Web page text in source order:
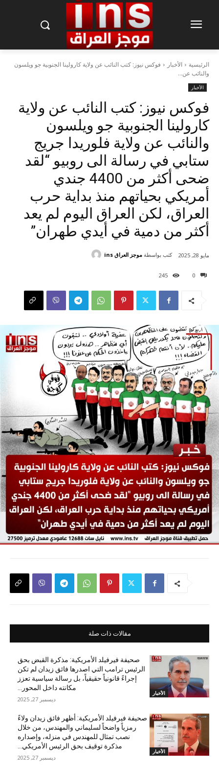
الرئيسية الأخبار
فوكس نيوز: كتب النائب عن ولاية كارولينا الجنوبية جو ويلسون
والنائب عن...
الأخبار
فوكس نيوز: كتب النائب عن ولاية
كارولينا الجنوبية جو ويلسون
والنائب عن ولاية فلوريدا جريج
ستابي في رسالة الى روبيو “لقد
ضحى أكثر من 4400 جندي
أمريكي بحياتهم منذ بداية حرب
العراق، لكن العراق اليوم لم يعد
أكثر من دمية في أيدي طهران”
0
245
مايو 28, 2025 كتب بواسطة موجز العراق ins
مقالات ذات صلة
الأخبار
صحيفة فيرفيلد الأمريكية: مذكرة القبض بحق
الرئيس ترامب التي اصدرها فائق زيدان لم تكن
إجراءً قانونياً حقيقياً، بل رسالة سياسية تعزز
مكانته داخل المحور...
ديسمبر 27, 2025
الأخبار
صحيفة فيرفيلد الأمريكية: أظهر فائق زيدان ولاءً
رمزياً واضحاً لسليماني والمهندس، من خلال
نصب تمثال للمهندس في منزله، وإصداره
مذكرة توقيف بحق الرئيس الأمريكي...
ديسمبر 27, 2025